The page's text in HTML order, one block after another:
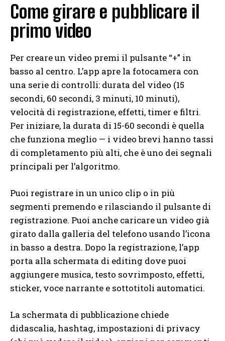
Come girare e pubblicare il
primo video
Per creare un video premi il pulsante “+” in
basso al centro. L’app apre la fotocamera con
una serie di controlli: durata del video (15
secondi, 60 secondi, 3 minuti, 10 minuti),
velocità di registrazione, effetti, timer e filtri.
Per iniziare, la durata di 15-60 secondi è quella
che funziona meglio — i video brevi hanno tassi
di completamento più alti, che è uno dei segnali
principali per l’algoritmo.
Puoi registrare in un unico clip o in più
segmenti premendo e rilasciando il pulsante di
registrazione. Puoi anche caricare un video già
girato dalla galleria del telefono usando l’icona
in basso a destra. Dopo la registrazione, l’app
porta alla schermata di editing dove puoi
aggiungere musica, testo sovrimposto, effetti,
sticker, voce narrante e sottotitoli automatici.
La schermata di pubblicazione chiede
didascalia, hashtag, impostazioni di privacy